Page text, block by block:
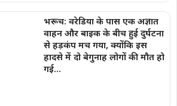
भरूच: वरेडिया के पास एक अज्ञात
वाहन और बाइक के बीच हुई दुर्घटना
से हड़कंप मच गया, क्योंकि इस
हादसे में दो बेगुनाह लोगों की मौत हो
गई…